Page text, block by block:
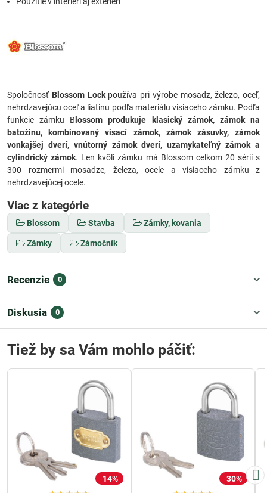
Spoločnosť Blossom Lockpoužíva pri výrobe mosadz, železo, oceľ,
nehrdzavejúcu oceľ a liatinu podľa materiálu visiaceho zámku. Podľa
funkcie zámku B lossom produkuje klasický zámok, zámok na
batožinu, kombinovaný visací zámok, zámok zásuvky, zámok
vonkajšej dverí, vnútorný zámok dverí, uzamykateľný zámok a
cylindrický zámok. Len kvôli zámku má Blossom celkom 20 sérií s
300 rozmermi mosadze, železa, ocele a visiaceho zámku z
nehrdzavejúcej ocele.
Viac z kategórie
Blossom Stavba Zámky, kovania
Zámky Zámočník
Recenzie 0
Diskusia 0
Tiež by sa Vám mohlo páčiť:
14% 30%